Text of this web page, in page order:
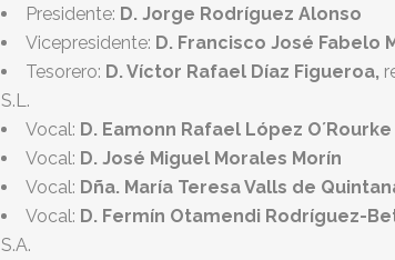
Presidente: D. Jorge Rodríguez Alonso
Vicepresidente: D. Francisco José Fabelo
Tesorero: D. Víctor Rafael Díaz Figueroa,
S.L.
Vocal: D. Eamonn Rafael López O´Rourke
Vocal: D. José Miguel Morales Morín
Vocal: Dña. María Teresa Valls de
Vocal: D. Fermín Otamendi Rodríguez-
S.A.